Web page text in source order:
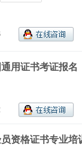
用证书考证报名
资格证书专业培